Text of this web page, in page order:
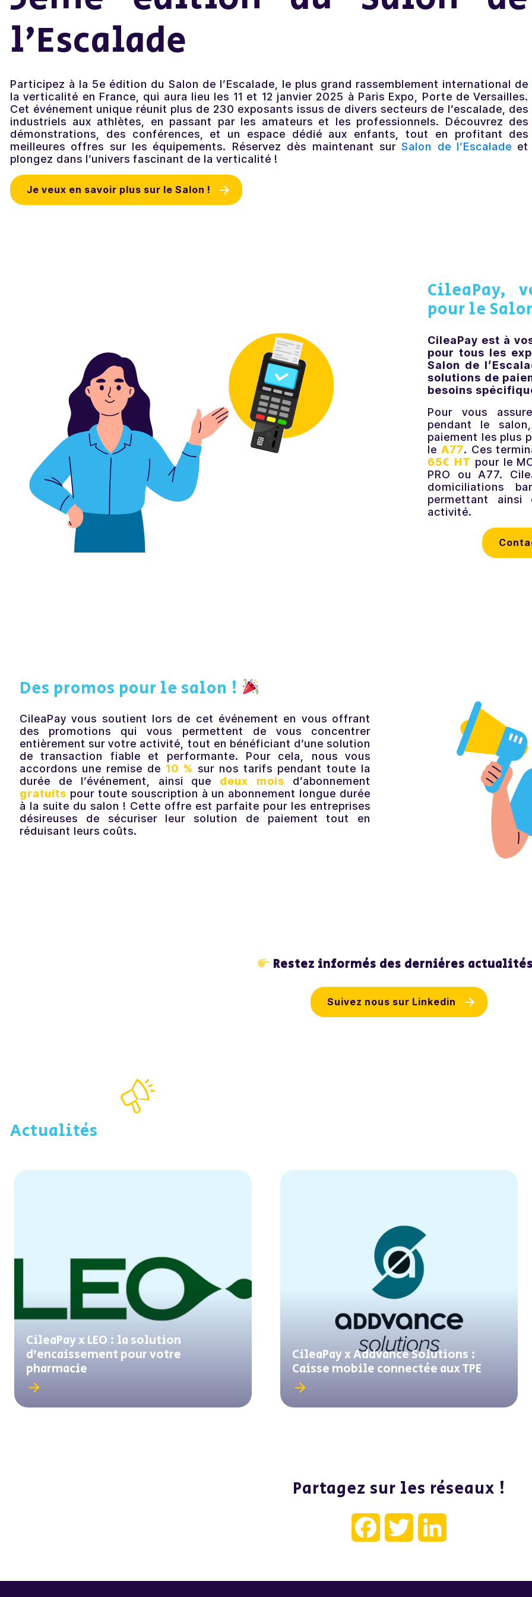
Contactez-nous
l’Escalade
Participez à la 5e édition du Salon de l’Escalade, le plus grand rassemblement international de
la verticalité en France, qui aura lieu les 11 et 12 janvier 2025 à Paris Expo, Porte de Versailles.
Cet événement unique réunit plus de 230 exposants issus de divers secteurs de l’escalade, des
industriels aux athlètes, en passant par les amateurs et les professionnels. Découvrez des
démonstrations, des conférences, et un espace dédié aux enfants, tout en profitant des
meilleures offres sur les équipements. Réservez dès maintenant surSalon de l’Escalade et
plongez dans l’univers fascinant de la verticalité !
Je veux en savoir plus sur le Salon !
CileaPay,
pour le
CileaPay est à
pour tous les
Salon de
solutions de
besoins
Pour vous
pendant le
paiement les plus
le A77. Ces
65€ HT pour le
PRO ou A77.
domiciliations
permettant ainsi
activité.
Des promos pour le salon !
CileaPay vous soutient lors de cet événement en vous offrant
des promotions qui vous permettent de vous concentrer
entièrement sur votre activité, tout en bénéficiant d’une solution
de transaction fiable et performante. Pour cela, nous vous
accordons une remise de 10 % sur nos tarifs pendant toute la
durée de l’événement, ainsi que deux mois d’abonnement
gratuits pour toute souscription à un abonnement longue durée
à la suite du salon ! Cette offre est parfaite pour les entreprises
désireuses de sécuriser leur solution de paiement tout en
réduisant leurs coûts.
Restez informés des dernières
Suivez nous sur Linkedin
Actualités
CileaPay x LEO : la solution
d’encaissement pour votre
pharmacie
CileaPay x Addvance Solutions :
Caisse mobile connectée aux TPE
Partagez sur les réseaux !
FacebookTwitter